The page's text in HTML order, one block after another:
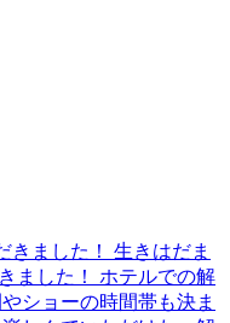
きました！ 生きはだま
ました！ ホテルでの解
ショーの時間帯も決ま